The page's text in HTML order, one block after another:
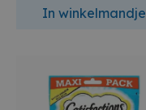
In winkelmandje